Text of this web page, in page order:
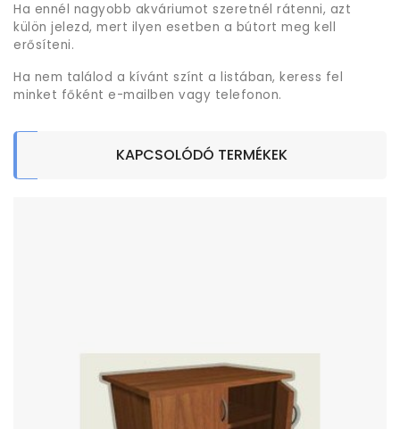
Ha ennél nagyobb akváriumot szeretnél rátenni, azt
külön jelezd, mert ilyen esetben a bútort meg kell
erősíteni.
Ha nem találod a kívánt színt a listában, keress fel
minket főként e-mailben vagy telefonon.
KAPCSOLÓDÓ TERMÉKEK